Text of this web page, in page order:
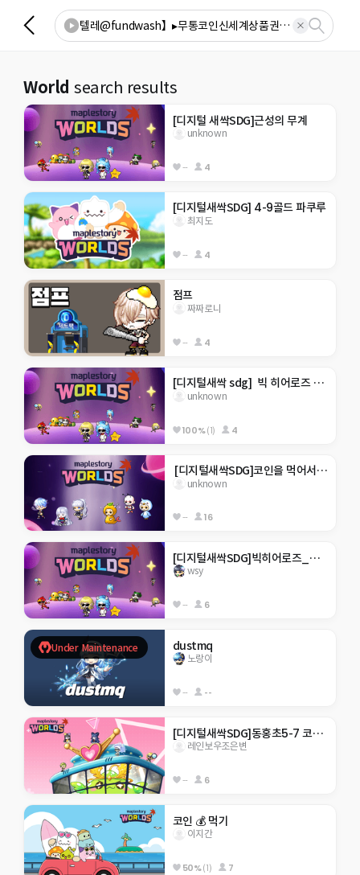
World search results
[디지털 새싹SDG]근성의 무계
unknown
-- 4
[디지털새싹SDG] 4-9골드 파쿠루
최지도
-- 4
점프
짜짜로니
-- 4
[디지털새싹 sdg]  빅 히어로즈 _제주 한라대 _기아종식 _코인 모으기 _망고제작
unknown
100%(1) 4
[디지털새싹SDG]코인을 먹어서 쓰레기 줄이기_행현초5-2
unknown
-- 16
[디지털새싹SDG]빅히어로즈_제주한라대_ 식물을 찾아라!
wsy
-- 6
Under Maintenance dustmq
노랑이
-- --
[디지털새싹SDG]동홍초5-7 코인모으기!
레인보우조은변
-- 6
코인 💰 먹기
이지간
50%(1) 7